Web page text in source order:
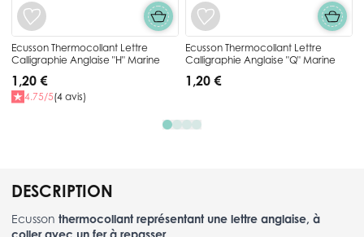
DESCRIPTION
Ecusson thermocollant représentant une lettre anglaise, à
coller avec un fer à repasser.
Ecusson Thermocollant Lettre
Calligraphie Anglaise "H" Marine
1,20 €
4.75/5(4 avis)
Ecusson Thermocollant Lettre
Calligraphie Anglaise "Q" Marine
1,20 €